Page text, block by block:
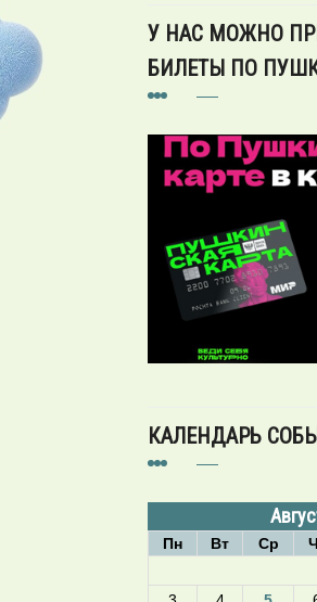
У НАС МОЖНО
БИЛЕТЫ ПО
КАЛЕНДАРЬ
Пн Вт Ср